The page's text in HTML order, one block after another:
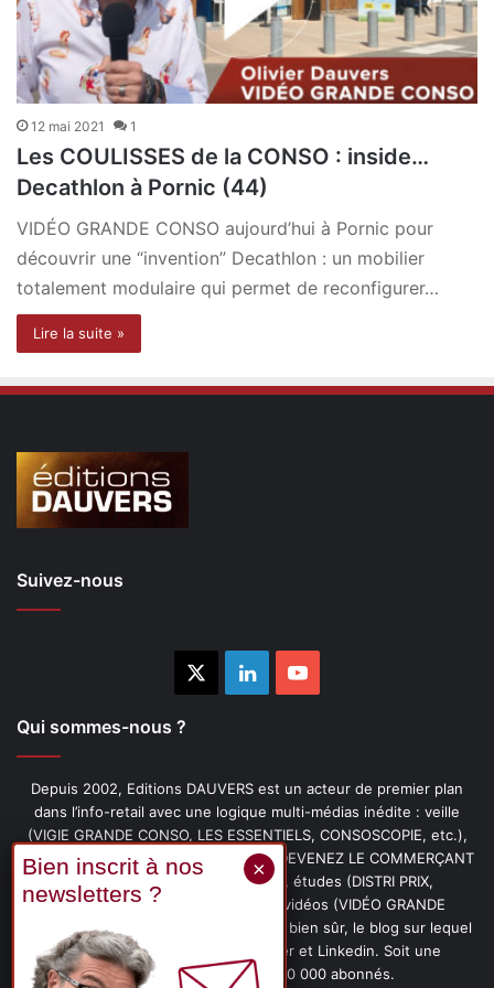
12 mai 2021 1
Les COULISSES de la CONSO : inside…
Decathlon à Pornic (44)
VIDÉO GRANDE CONSO aujourd’hui à Pornic pour
découvrir une “invention” Decathlon : un mobilier
totalement modulaire qui permet de reconfigurer…
Lire la suite »
Suivez-nous
LinkedinYouTube
Qui sommes-nous ?
Depuis 2002, Editions DAUVERS est un acteur de premier plan
dans l’info-retail avec une logique multi-médias inédite : veille
(VIGIE GRANDE CONSO, LES ESSENTIELS, CONSOSCOPIE, etc.),
livres (PENSER-CLIENT, IMAGE-PRIX, DEVENEZ LE COMMERÇANT
PRÉFÉRÉ DE VOS CLIENTS, etc.), études (DISTRI PRIX,
PROMOFLASH, DRIVE INSIGHTS), vidéos (VIDÉO GRANDE
CONSO), podcasts (CAFÉ CONSO) et, bien sûr, le blog sur lequel
vous êtes, ainsi que les fils Twitter et Linkedin. Soit une
communauté de plus de 150 000 abonnés.